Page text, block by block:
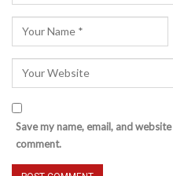
Save my name, email, and
comment.